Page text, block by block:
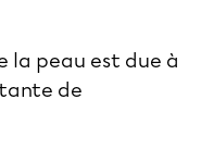
la peau est due à
de